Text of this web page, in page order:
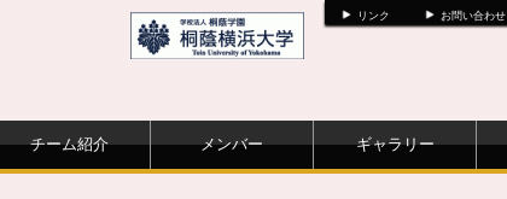
リンク お問い合わせ
チーム紹介 メンバー ギャラリー